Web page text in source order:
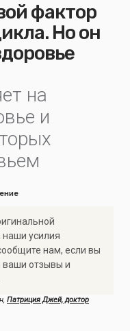
фактор
Но он
на
и
наши усилия
нам, если вы
ваши отзывы и
Патриция Джей, доктор